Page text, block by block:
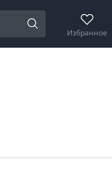
Избранное